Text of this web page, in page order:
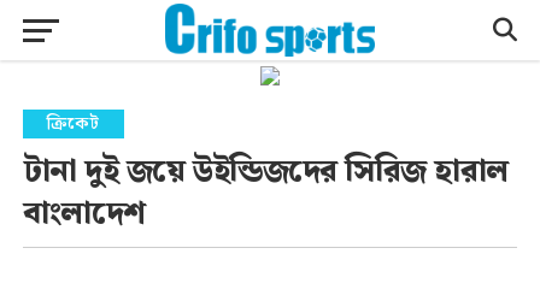
ক্রিকেট
টানা দুই জয়ে উইন্ডিজদের সিরিজ হারাল
বাংলাদেশ